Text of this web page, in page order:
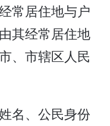
常居住地与户
其经常居住地
、市辖区人民
名、公民身份